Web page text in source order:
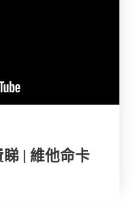
睇 | 維他命卡